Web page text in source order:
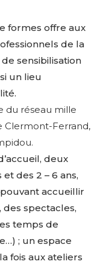
formes offre aux
de la
sensibilisation
un lieu
du réseau mille
Clermont-Ferrand,
deux
des 2 – 6 ans,
accueillir
des spectacles,
temps de
; un espace
fois aux ateliers